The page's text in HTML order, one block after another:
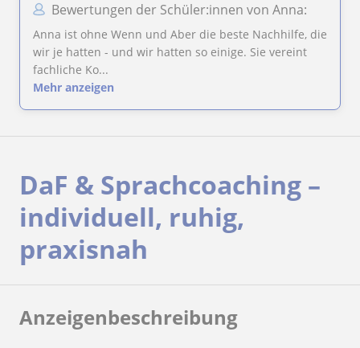
Bewertungen der Schüler:innen von Anna:
Anna ist ohne Wenn und Aber die beste Nachhilfe, die
wir je hatten - und wir hatten so einige. Sie vereint
fachliche Ko...
Mehr anzeigen
DaF & Sprachcoaching –
individuell, ruhig,
praxisnah
Anzeigenbeschreibung